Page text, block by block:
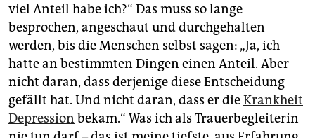
viel Anteil habe ich?“ Das muss so lange
besprochen, angeschaut und durchgehalten
werden, bis die Menschen selbst sagen: „Ja, ich
hatte an bestimmten Dingen einen Anteil. Aber
nicht daran, dass derjenige diese Entscheidung
gefällt hat. Und nicht daran, dass er dieKrankheit
Depression bekam.“ Was ich als Trauerbegleiterin